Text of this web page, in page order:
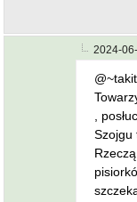
2024-
,
Szojgu